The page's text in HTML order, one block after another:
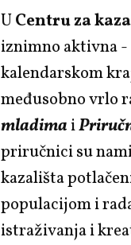
UCentru za
iznimno aktivna
kalendarskom
međusobno vrlo
mladima i
priručnici su
kazališta
populacijom i
istraživanja i